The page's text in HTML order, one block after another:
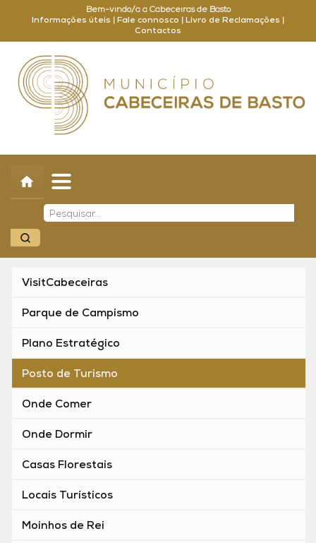
Bem-vindo/a a Cabeceiras de Basto
Informações úteis
Fale connosco Livro de Reclamações
Contactos
Concelho
Município
Turismo
Cultura
Outros
Balcão Online
VisitCabeceiras
Parque de Campismo
Plano Estratégico
Posto de Turismo
Onde Comer
Onde Dormir
Casas Florestais
Locais Turísticos
Moinhos de Rei